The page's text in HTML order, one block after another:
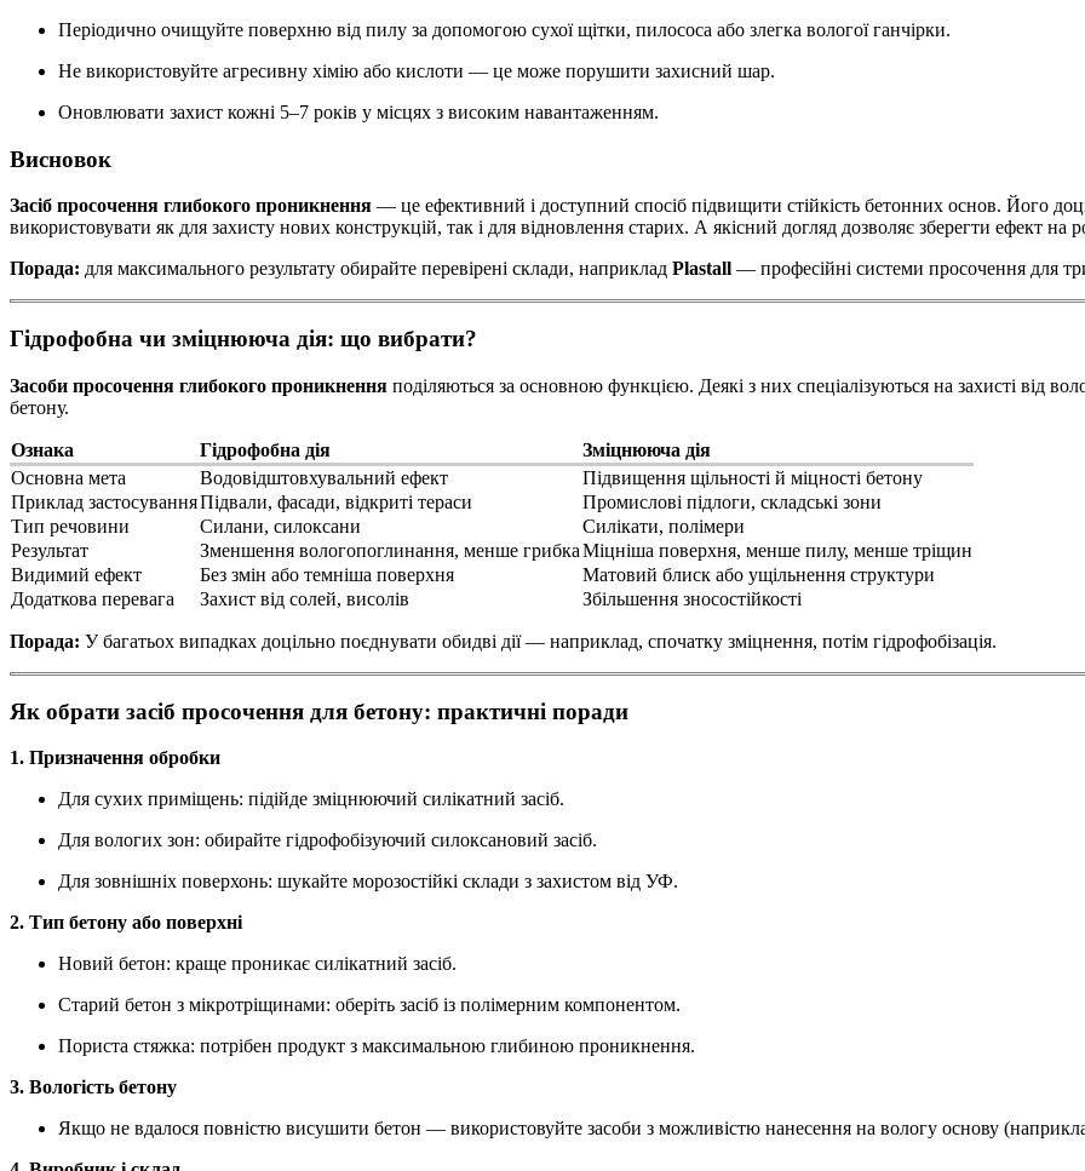
Періодично очищуйте поверхню від пилу за допомогою сухої щітки, пилососа або злегка вологої ганчірки.
Не використовуйте агресивну хімію або кислоти — це може порушити захисний шар.
Оновлювати захист кожні 5–7 років у місцях з високим навантаженням.
Висновок
Засіб просочення глибокого проникнення — це ефективний і доступний спосіб підвищити стійкість бетонних основ. Його
використовувати як для захисту нових конструкцій, так і для відновлення старих. А якісний догляд дозволяє зберегти ефект на
Порада: для максимального результату обирайте перевірені склади, наприклад Plastall — професійні системи просочення для
Гідрофобна чи зміцнююча дія: що вибрати?
Засоби просочення глибокого проникнення поділяються за основною функцією. Деякі з них спеціалізуються на захисті від
бетону.
Ознака Гідрофобна дія
Зміцнююча дія
Основна мета
Водовідштовхувальний ефект
Підвищення щільності й міцності бетону
Приклад застосуванняПідвали, фасади, відкриті тераси
Промислові підлоги, складські зони
Тип речовини
Силани, силоксани
Силікати, полімери
Результат
Зменшення вологопоглинання, менше грибкаМіцніша поверхня, менше пилу, менше тріщин
Видимий ефект
Без змін або темніша поверхня
Матовий блиск або ущільнення структури
Додаткова перевага
Захист від солей, висолів Збільшення зносостійкості
Порада: У багатьох випадках доцільно поєднувати обидві дії — наприклад, спочатку зміцнення, потім гідрофобізація.
Як обрати засіб просочення для бетону: практичні поради
1. Призначення обробки
Для сухих приміщень: підійде зміцнюючий силікатний засіб.
Для вологих зон: обирайте гідрофобізуючий силоксановий засіб.
Для зовнішніх поверхонь: шукайте морозостійкі склади з захистом від УФ.
2. Тип бетону або поверхні
Новий бетон: краще проникає силікатний засіб.
Старий бетон з мікротріщинами: оберіть засіб із полімерним компонентом.
Пориста стяжка: потрібен продукт з максимальною глибиною проникнення.
3. Вологість бетону
Якщо не вдалося повністю висушити бетон — використовуйте засоби з можливістю нанесення на вологу основу